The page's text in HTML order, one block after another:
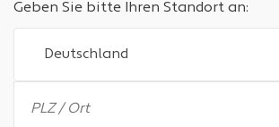
Geben Sie bitte Ihren Standort an:
Deutschland